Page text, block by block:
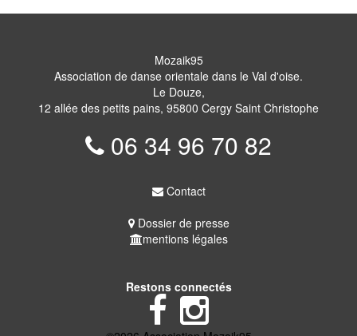
Mozaik95
Association de danse orientale dans le Val d'oise.
Le Douze,
12 allée des petits pains, 95800 Cergy Saint Christophe
06 34 96 70 82
Contact
Dossier de presse
mentions légales
Restons connectés